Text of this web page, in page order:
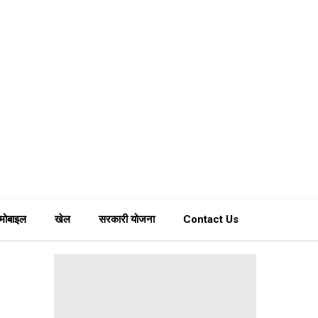
खेल सरकारी योजना Contact Us